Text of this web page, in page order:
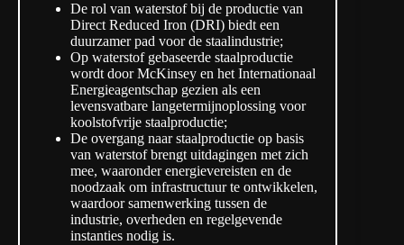
De rol van waterstof bij de productie van
Direct Reduced Iron (DRI) biedt een
duurzamer pad voor de staalindustrie;
Op waterstof gebaseerde staalproductie
wordt door McKinsey en het Internationaal
Energieagentschap gezien als een
levensvatbare langetermijnoplossing voor
koolstofvrije staalproductie;
De overgang naar staalproductie op basis
van waterstof brengt uitdagingen met zich
mee, waaronder energievereisten en de
noodzaak om infrastructuur te ontwikkelen,
waardoor samenwerking tussen de
industrie, overheden en regelgevende
instanties nodig is.